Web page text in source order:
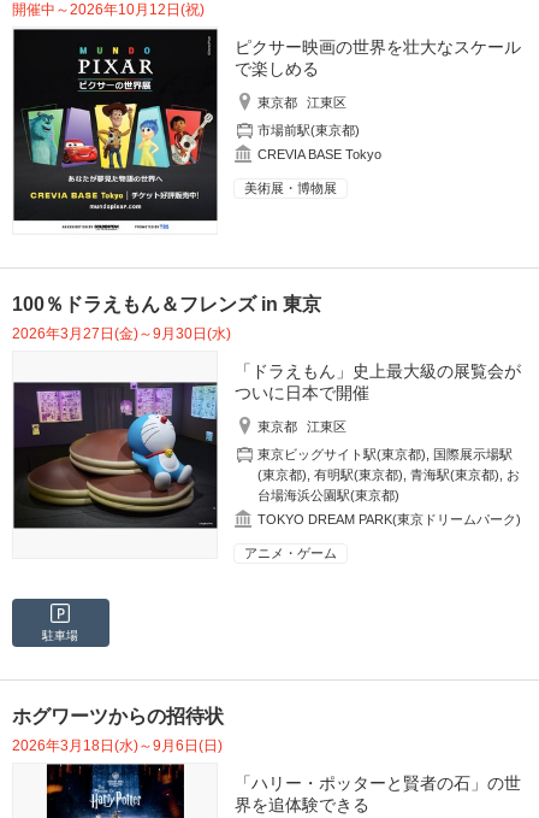
開催中～2026年10月12日(祝)
ピクサー映画の世界を壮大なスケール
で楽しめる
東京都
江東区
市場前駅(東京都)
CREVIA BASE Tokyo
美術展・博物展
100％ドラえもん＆フレンズ in 東京
2026年3月27日(金)～9月30日(水)
「ドラえもん」史上最大級の展覧会が
ついに日本で開催
東京都
江東区
東京ビッグサイト駅(東京都)
国際展示場駅
(東京都) ,有明駅(東京都) ,青海駅(東京都)
お
台場海浜公園駅(東京都)
TOKYO DREAM PARK(東京ドリームパーク)
アニメ・ゲーム
駐車場
ホグワーツからの招待状
2026年3月18日(水)～9月6日(日)
「ハリー・ポッターと賢者の石」の世
界を追体験できる